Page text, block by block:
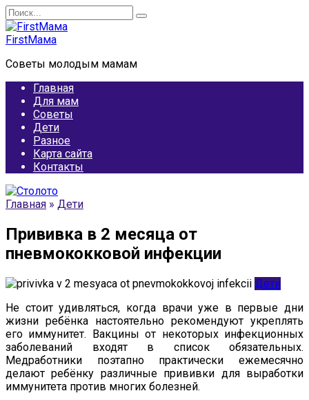
Перейти
к
содержанию
Search
for:
FirstМама
Советы молодым мамам
Главная
Для мам
Советы
Дети
Разное
Карта сайта
Контакты
Главная » Дети
Прививка в 2 месяца от
пневмококковой инфекции
Дети
Не стоит удивляться, когда врачи уже в первые дни
жизни ребёнка настоятельно рекомендуют укреплять
его иммунитет. Вакцины от некоторых инфекционных
заболеваний входят в список обязательных.
Медработники поэтапно практически ежемесячно
делают ребёнку различные прививки для выработки
иммунитета против многих болезней.